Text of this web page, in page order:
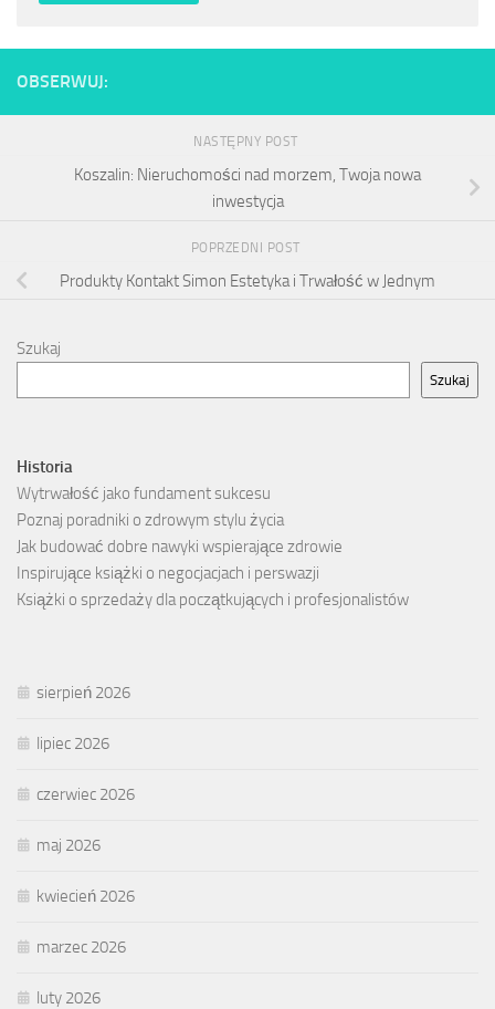
OBSERWUJ:
NASTĘPNY POST
Koszalin: Nieruchomości nad morzem, Twoja nowa
inwestycja
POPRZEDNI POST
Produkty Kontakt Simon Estetyka i Trwałość w Jednym
Szukaj
Szukaj
Historia
Wytrwałość jako fundament sukcesu
Poznaj poradniki o zdrowym stylu życia
Jak budować dobre nawyki wspierające zdrowie
Inspirujące książki o negocjacjach i perswazji
Książki o sprzedaży dla początkujących i profesjonalistów
sierpień 2026
lipiec 2026
czerwiec 2026
maj 2026
kwiecień 2026
marzec 2026
luty 2026